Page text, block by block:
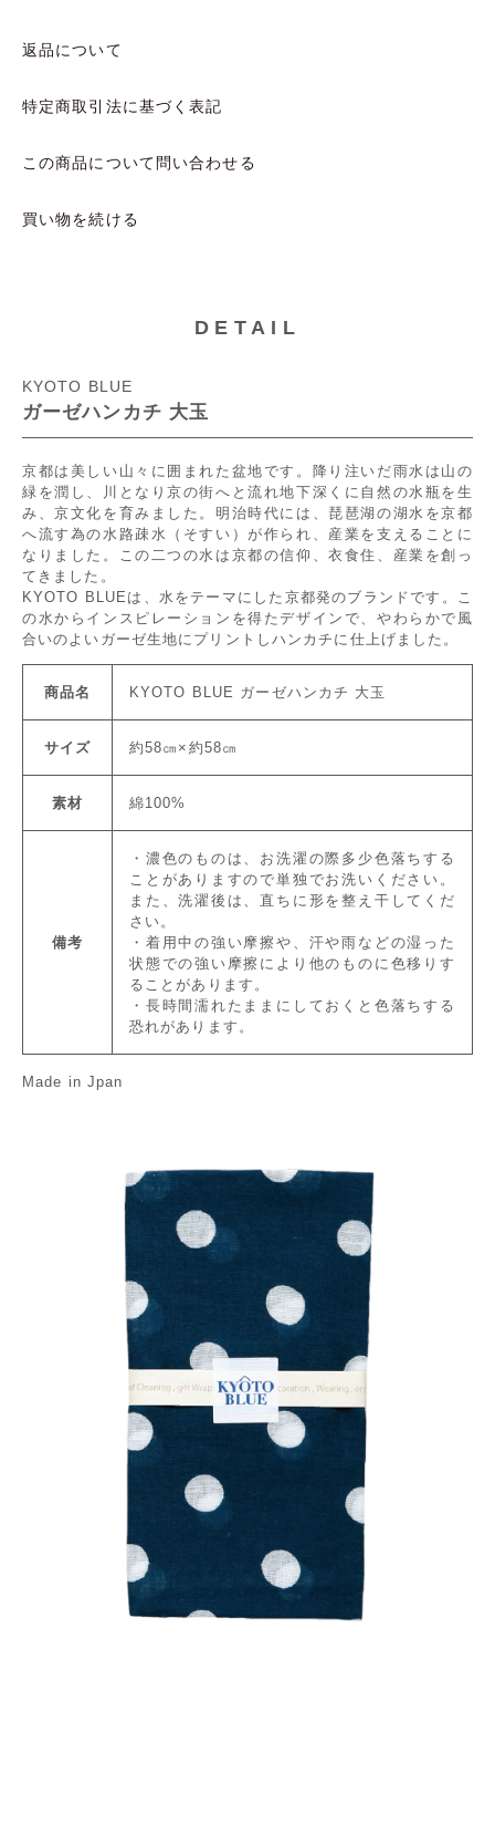
返品について
特定商取引法に基づく表記
この商品について問い合わせる
買い物を続ける
DETAIL
KYOTO BLUE
ガーゼハンカチ 大玉
京都は美しい山々に囲まれた盆地です。降り注いだ雨水は山の
緑を潤し、川となり京の街へと流れ地下深くに自然の水瓶を生
み、京文化を育みました。明治時代には、琵琶湖の湖水を京都
へ流す為の水路疎水（そすい）が作られ、産業を支えることに
なりました。この二つの水は京都の信仰、衣食住、産業を創っ
てきました。
KYOTO BLUEは、水をテーマにした京都発のブランドです。こ
の水からインスピレーションを得たデザインで、やわらかで風
合いのよいガーゼ生地にプリントしハンカチに仕上げました。
商品名 KYOTO BLUE ガーゼハンカチ 大玉
サイズ 約58㎝×約58㎝
素材 綿100%
備考
・濃色のものは、お洗濯の際多少色落ちする
ことがありますので単独でお洗いください。
また、洗濯後は、直ちに形を整え干してくだ
さい。
・着用中の強い摩擦や、汗や雨などの湿った
状態での強い摩擦により他のものに色移りす
ることがあります。
・長時間濡れたままにしておくと色落ちする
恐れがあります。
Made in Jpan